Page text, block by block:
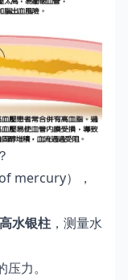
mercury），
水银柱 ，测量水
力。